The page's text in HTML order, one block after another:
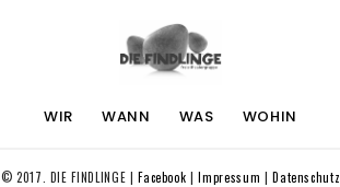
WIR WANN WAS WOHIN
© 2017. DIE FINDLINGE |Facebook|Impressum |Datenschutz